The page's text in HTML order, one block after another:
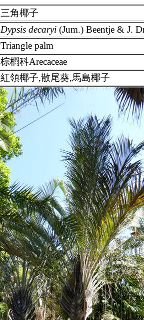
三角椰子
Dypsis decaryi (Jum.) Beentje & J.
Triangle palm
棕櫚科Arecaceae
紅領椰子,散尾葵,馬島椰子